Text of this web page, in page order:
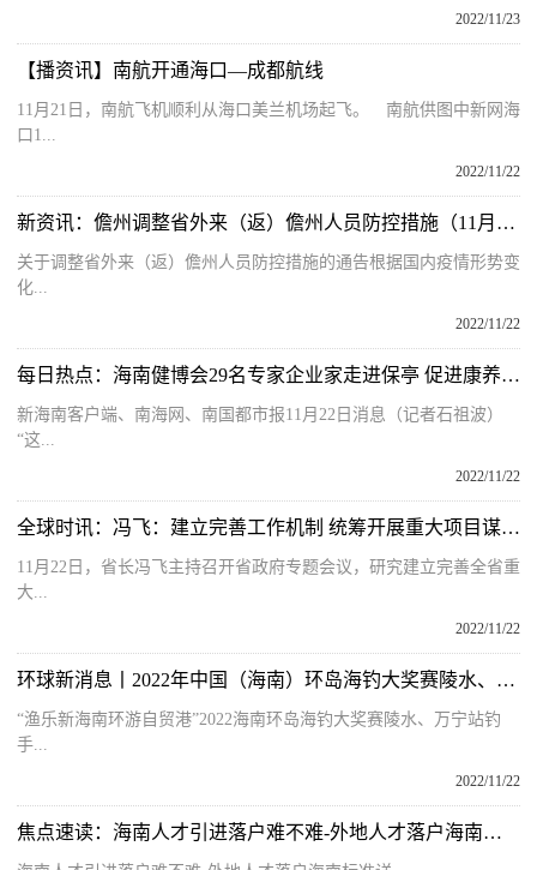
2022/11/23
【播资讯】南航开通海口—成都航线
11月21日，南航飞机顺利从海口美兰机场起飞。 南航供图中新网海
口1...
2022/11/22
新资讯：儋州调整省外来（返）儋州人员防控措施（11月22日0时更新）
关于调整省外来（返）儋州人员防控措施的通告根据国内疫情形势变
化...
2022/11/22
每日热点：海南健博会29名专家企业家走进保亭 促进康养产业投资落地
新海南客户端、南海网、南国都市报11月22日消息（记者石祖波）
“这...
2022/11/22
全球时讯：冯飞：建立完善工作机制 统筹开展重大项目谋划推进和招商引资工作
11月22日，省长冯飞主持召开省政府专题会议，研究建立完善全省重
大...
2022/11/22
环球新消息丨2022年中国（海南）环岛海钓大奖赛陵水、万宁站招募钓手啦
“渔乐新海南环游自贸港”2022海南环岛海钓大奖赛陵水、万宁站钓
手...
2022/11/22
焦点速读：海南人才引进落户难不难-外地人才落户海南标准